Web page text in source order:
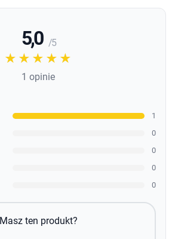
5,0 / 5
☆☆☆☆☆
★★★★★
1 opinie
1
0
0
0
0
Masz ten produkt?